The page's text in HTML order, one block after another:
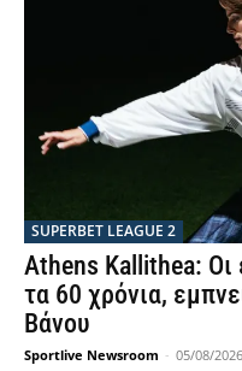
SUPERBET LEAGUE 2
Athens Kallithea: Οι
τα 60 χρόνια,
Βάνου
Sportlive Newsroom - 05/08/